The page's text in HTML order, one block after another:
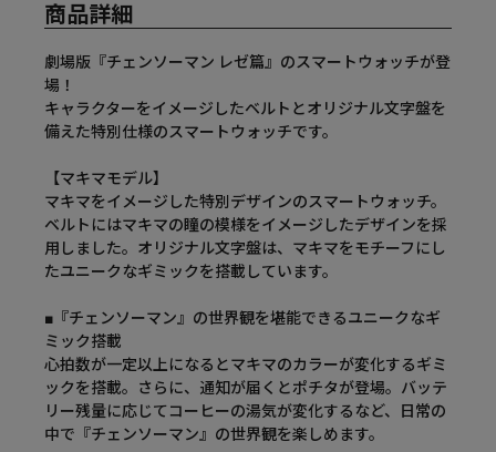
商品詳細
劇場版『チェンソーマン レゼ篇』のスマートウォッチが登
場！
キャラクターをイメージしたベルトとオリジナル文字盤を
備えた特別仕様のスマートウォッチです。
【マキマモデル】
マキマをイメージした特別デザインのスマートウォッチ。
ベルトにはマキマの瞳の模様をイメージしたデザインを採
用しました。オリジナル文字盤は、マキマをモチーフにし
たユニークなギミックを搭載しています。
■『チェンソーマン』の世界観を堪能できるユニークなギ
ミック搭載
心拍数が一定以上になるとマキマのカラーが変化するギミ
ックを搭載。さらに、通知が届くとポチタが登場。バッテ
リー残量に応じてコーヒーの湯気が変化するなど、日常の
中で『チェンソーマン』の世界観を楽しめます。